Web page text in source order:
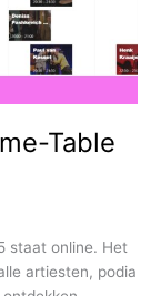
Table
staat online. Het
artiesten, podia